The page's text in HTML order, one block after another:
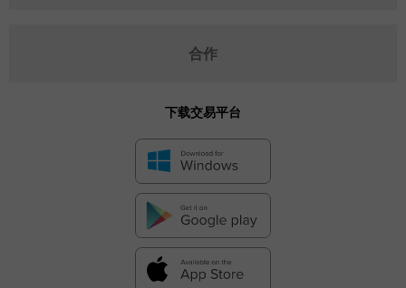
合作
下载交易平台